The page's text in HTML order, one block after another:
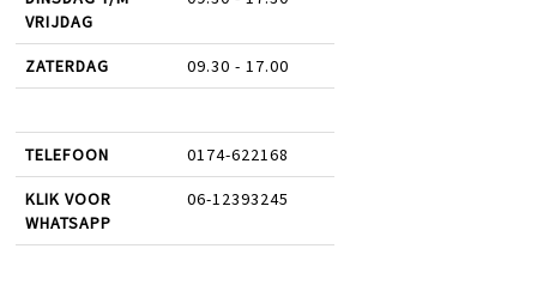
VRIJDAG
ZATERDAG 09.30 - 17.00
TELEFOON 0174-622168
KLIK VOOR
WHATSAPP
06-12393245